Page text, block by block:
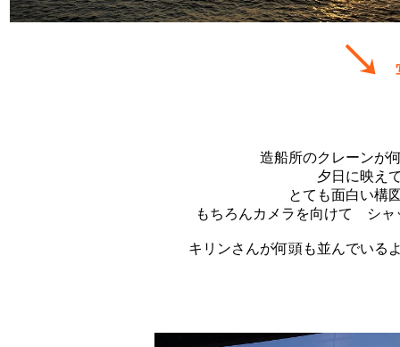
↘
造船所のクレーンが
夕日に映え
とても面白い構
もちろんカメラを向けて シャ
キリンさんが何頭も並んでいる